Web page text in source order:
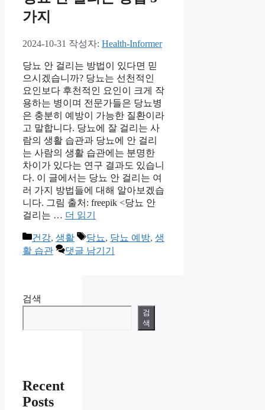
가지
2024-10-31 작성자: Health-Informer
당뇨 안 걸리는 방법이 있다면 믿
으시겠습니까? 당뇨는 선천적인
요인보다 후천적인 요인이 크게 작
용하는 병이며 전문가들은 당뇨병
은 충분히 예방이 가능한 질환이라
고 말합니다. 당뇨에 잘 걸리는 사
람의 생활 습관과 당뇨에 안 걸리
는 사람의 생활 습관에는 분명한
차이가 있다는 연구 결과도 있습니
다. 이 글에서는 당뇨 안 걸리는 여
러 가지 방법들에 대해 알아보겠습
니다. 그림 출처: freepik <당뇨 안
걸리는 … 더 읽기
카
테
건강, 생활
태
그
당뇨, 당뇨 예방, 생
활 습관
댓글 남기기
검색
검
색
Recent
Posts